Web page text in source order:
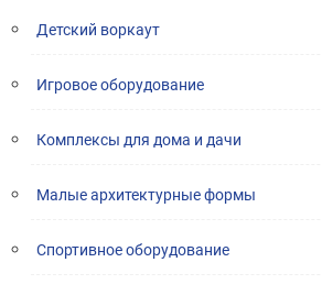
Детский воркаут
Игровое оборудование
Комплексы для дома и дачи
Малые архитектурные формы
Спортивное оборудование